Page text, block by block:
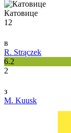
Катовице
12
в
R. Strączek
6.2
2
з
M. Kuusk